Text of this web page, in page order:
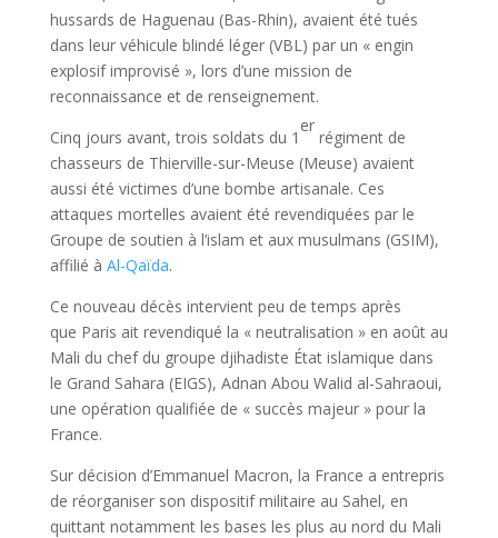
hussards de Haguenau (Bas-Rhin), avaient été tués
dans leur véhicule blindé léger (VBL) par un « engin
explosif improvisé », lors d’une mission de
reconnaissance et de renseignement.
Cinq jours avant, trois soldats du 1
er
régiment de
chasseurs de Thierville-sur-Meuse (Meuse) avaient
aussi été victimes d’une bombe artisanale. Ces
attaques mortelles avaient été revendiquées par le
Groupe de soutien à l’islam et aux musulmans (GSIM),
affilié à Al-Qaïda.
Ce nouveau décès intervient peu de temps après
que Paris ait revendiqué la « neutralisation » en août au
Mali du chef du groupe djihadiste État islamique dans
le Grand Sahara (EIGS), Adnan Abou Walid al-Sahraoui,
une opération qualifiée de « succès majeur » pour la
France.
Sur décision d’Emmanuel Macron, la France a entrepris
de réorganiser son dispositif militaire au Sahel, en
quittant notamment les bases les plus au nord du Mali